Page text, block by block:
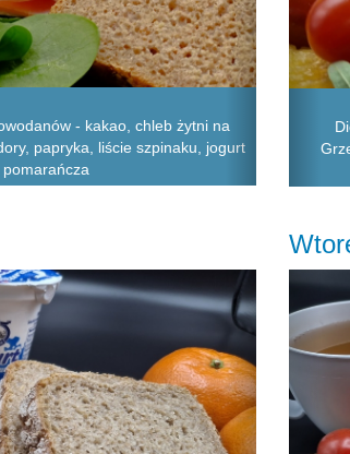
- kakao, chleb żytni na
papryka, liście szpinaku, jogurt
Next